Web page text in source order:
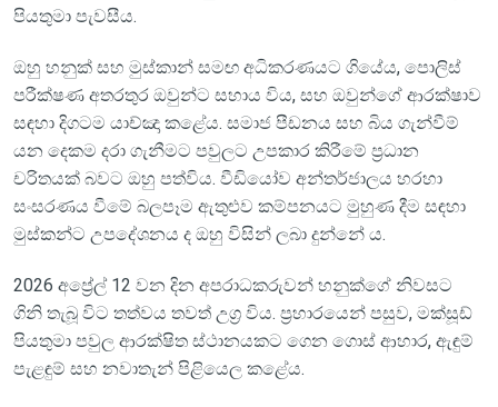
පියතුමා පැවසීය.
ඔහු හනුක් සහ මුස්කාන් සමඟ අධිකරණයට ගියේය, පොලිස්
පරීක්ෂණ අතරතුර ඔවුන්ට සහාය විය, සහ ඔවුන්ගේ ආරක්ෂාව
සඳහා දිගටම යාච්ඤා කළේය. සමාජ පීඩනය සහ බිය ගැන්වීම්
යන දෙකම දරා ගැනීමට පවුලට උපකාර කිරීමේ ප්‍රධාන
චරිතයක් බවට ඔහු පත්විය. වීඩියෝව අන්තර්ජාලය හරහා
සංසරණය වීමේ බලපෑම ඇතුළුව කම්පනයට මුහුණ දීම සඳහා
මුස්කන්ට උපදේශනය ද ඔහු විසින් ලබා දුන්නේ ය.
2026 අප්‍රේල් 12 වන දින අපරාධකරුවන් හනුක්ගේ නිවසට
ගිනි තැබූ විට තත්වය තවත් උග්‍ර විය. ප්‍රහාරයෙන් පසුව, මක්සූඩ්
පියතුමා පවුල ආරක්ෂිත ස්ථානයකට ගෙන ගොස් ආහාර, ඇඳුම්
පැළඳුම් සහ නවාතැන් පිළියෙල කළේය.